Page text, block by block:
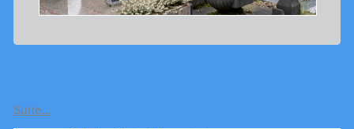
Suite…